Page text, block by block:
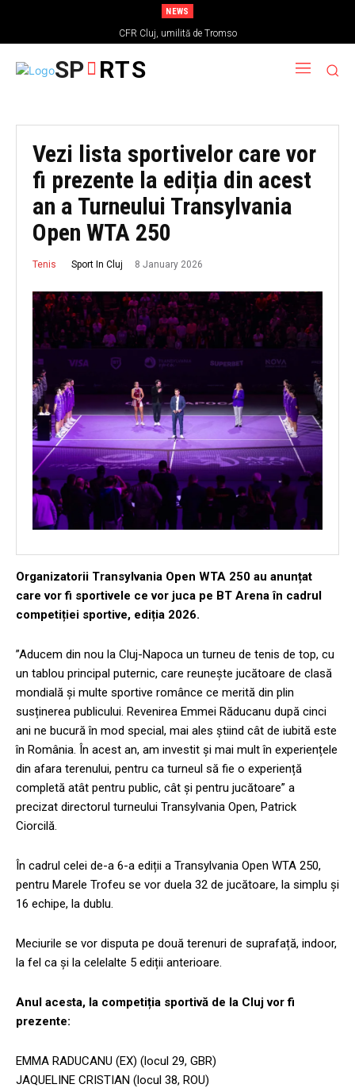
NEWS
CFR Cluj, umilită de Tromso
SP RTS
Vezi lista sportivelor care vor
fi prezente la ediția din acest
an a Turneului Transylvania
Open WTA 250
Tenis Sport In Cluj 8 January 2026
Organizatorii Transylvania Open WTA 250 au anunțat
care vor fi sportivele ce vor juca pe BT Arena în cadrul
competiției sportive, ediția 2026.
”Aducem din nou la Cluj-Napoca un turneu de tenis de top, cu
un tablou principal puternic, care reunește jucătoare de clasă
mondială și multe sportive românce ce merită din plin
susținerea publicului. Revenirea Emmei Răducanu după cinci
ani ne bucură în mod special, mai ales știind cât de iubită este
în România. În acest an, am investit și mai mult în experiențele
din afara terenului, pentru ca turneul să fie o experiență
completă atât pentru public, cât și pentru jucătoare” a
precizat directorul turneului Transylvania Open, Patrick
Ciorcilă.
În cadrul celei de-a 6-a ediții a Transylvania Open WTA 250,
pentru Marele Trofeu se vor duela 32 de jucătoare, la simplu și
16 echipe, la dublu.
Meciurile se vor disputa pe două terenuri de suprafață, indoor,
la fel ca și la celelalte 5 ediții anterioare.
Anul acesta, la competiția sportivă de la Cluj vor fi
prezente:
EMMA RADUCANU (EX) (locul 29, GBR)
JAQUELINE CRISTIAN (locul 38, ROU)